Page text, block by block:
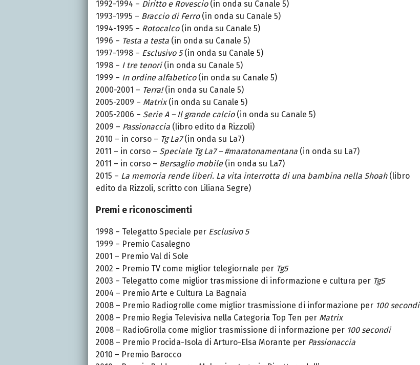
1992-1994 – Diritto e Rovescio(in onda su Canale 5)
1993-1995 – Braccio di Ferro(in onda su Canale 5)
1994-1995 – Rotocalco(in onda su Canale 5)
1996 – Testa a testa (in onda su Canale 5)
1997-1998 – Esclusivo 5(in onda su Canale 5)
1998 – I tre tenori(in onda su Canale 5)
1999 – In ordine alfabetico(in onda su Canale 5)
2000-2001 – Terra!(in onda su Canale 5)
2005-2009 – Matrix(in onda su Canale 5)
2005-2006 – Serie A – Il grande calcio(in onda su Canale 5)
2009 – Passionaccia (libro edito da Rizzoli)
2010 – in corso – Tg La7(in onda su La7)
2011 – in corso – Speciale Tg La7 – #maratonamentana (in onda su La7)
2011 – in corso – Bersaglio mobile(in onda su La7)
2015 – La memoria rende liberi. La vita interrotta di una bambina nella Shoah(libro
edito da Rizzoli, scritto con Liliana Segre)
Premi e riconoscimenti
1998 – Telegatto Speciale per Esclusivo 5
1999 – Premio Casalegno
2001 – Premio Val di Sole
2002 – Premio TV come miglior telegiornale per Tg5
2003 – Telegatto come miglior trasmissione di informazione e cultura per Tg5
2004 – Premio Arte e Cultura La Bagnaia
2008 – Premio Radiogrolle come miglior trasmissione di informazione per 100 secondi
2008 – Premio Regia Televisiva nella Categoria Top Ten per Matrix
2008 – RadioGrolla come miglior trasmissione di informazione per 100 secondi
2008 – Premio Procida-Isola di Arturo-Elsa Morante per Passionaccia
2010 – Premio Barocco